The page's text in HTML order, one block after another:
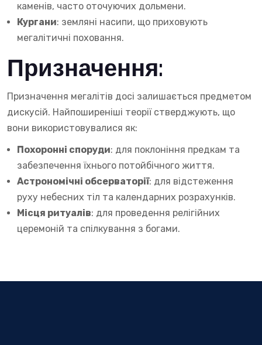
каменів, часто оточуючих дольмени.
Кургани: земляні насипи, що приховують
мегалітичні поховання.
Призначення:
Призначення мегалітів досі залишається предметом
дискусій. Найпоширеніші теорії стверджують, що
вони використовувалися як:
Похоронні споруди: для поклоніння предкам та
забезпечення їхнього потойбічного життя.
Астрономічні обсерваторії: для відстеження
руху небесних тіл та календарних розрахунків.
Місця ритуалів: для проведення релігійних
церемоній та спілкування з богами.